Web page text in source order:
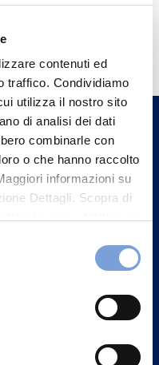
contenuti ed
traffico. Condividiamo
utilizza il nostro sito
di analisi dei dati
combinarle con
o che hanno raccolto
informazioni su
Dettagli. Scopra di
sezione "Informativa
a te e parla con